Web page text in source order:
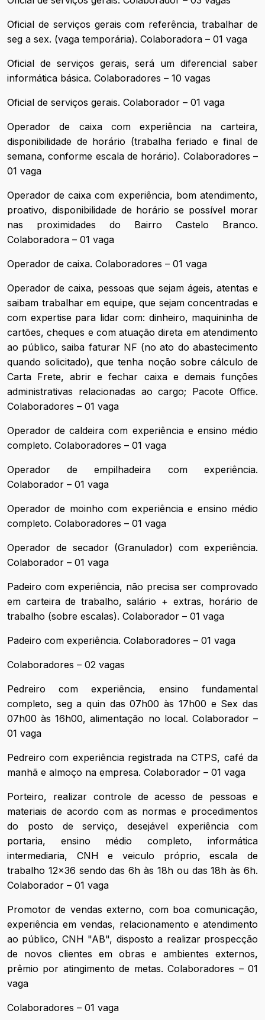
Oficial de serviços gerais com referência, trabalhar de
seg a sex. (vaga temporária). Colaboradora – 01 vaga
Oficial de serviços gerais, será um diferencial saber
informática básica. Colaboradores – 10 vagas
Oficial de serviços gerais. Colaborador – 01 vaga
Operador de caixa com experiência na carteira,
disponibilidade de horário (trabalha feriado e final de
semana, conforme escala de horário). Colaboradores –
01 vaga
Operador de caixa com experiência, bom atendimento,
proativo, disponibilidade de horário se possível morar
nas proximidades do Bairro Castelo Branco.
Colaboradora – 01 vaga
Operador de caixa. Colaboradores – 01 vaga
Operador de caixa, pessoas que sejam ágeis, atentas e
saibam trabalhar em equipe, que sejam concentradas e
com expertise para lidar com: dinheiro, maquininha de
cartões, cheques e com atuação direta em atendimento
ao público, saiba faturar NF (no ato do abastecimento
quando solicitado), que tenha noção sobre cálculo de
Carta Frete, abrir e fechar caixa e demais funções
administrativas relacionadas ao cargo; Pacote Office.
Colaboradores – 01 vaga
Operador de caldeira com experiência e ensino médio
completo. Colaboradores – 01 vaga
Operador de empilhadeira com experiência.
Colaborador – 01 vaga
Operador de moinho com experiência e ensino médio
completo. Colaboradores – 01 vaga
Operador de secador (Granulador) com experiência.
Colaborador – 01 vaga
Padeiro com experiência, não precisa ser comprovado
em carteira de trabalho, salário + extras, horário de
trabalho (sobre escalas). Colaborador – 01 vaga
Padeiro com experiência. Colaboradores – 01 vaga
Colaboradores – 02 vagas
Pedreiro com experiência, ensino fundamental
completo, seg a quin das 07h00 às 17h00 e Sex das
07h00 às 16h00, alimentação no local. Colaborador –
01 vaga
Pedreiro com experiência registrada na CTPS, café da
manhã e almoço na empresa. Colaborador – 01 vaga
Porteiro, realizar controle de acesso de pessoas e
materiais de acordo com as normas e procedimentos
do posto de serviço, desejável experiência com
portaria, ensino médio completo, informática
intermediaria, CNH e veiculo próprio, escala de
trabalho 12x36 sendo das 6h às 18h ou das 18h às 6h.
Colaborador – 01 vaga
Promotor de vendas externo, com boa comunicação,
experiência em vendas, relacionamento e atendimento
ao público, CNH "AB", disposto a realizar prospecção
de novos clientes em obras e ambientes externos,
prêmio por atingimento de metas. Colaboradores – 01
vaga
Colaboradores – 01 vaga